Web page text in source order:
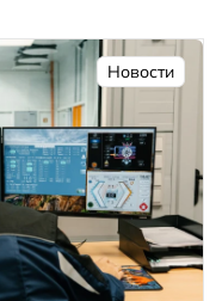
Новости